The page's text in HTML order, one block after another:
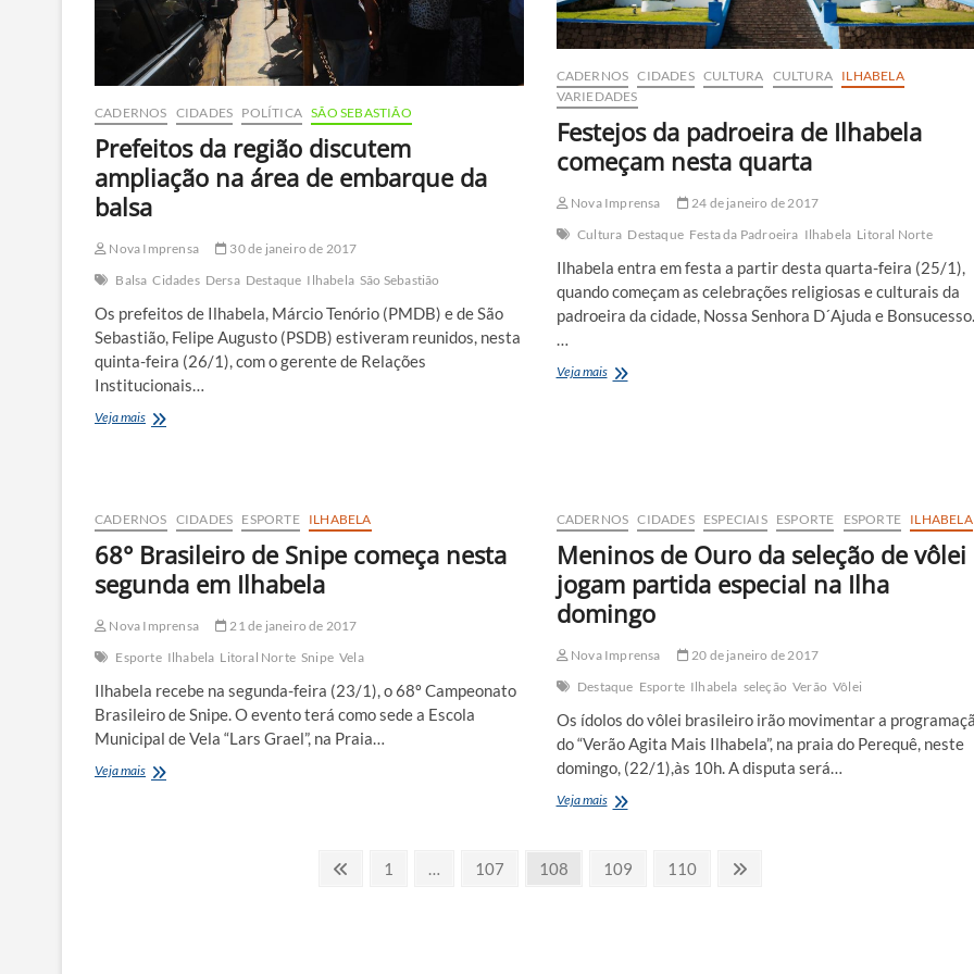
CADERNOS CIDADES POLÍTICA SÃO SEBASTIÃO
Prefeitos da região discutem
ampliação na área de embarque da
balsa
Nova Imprensa
30 de janeiro de 2017
Balsa Cidades Dersa Destaque Ilhabela São Sebastião
Os prefeitos de Ilhabela, Márcio Tenório (PMDB) e de São
Sebastião, Felipe Augusto (PSDB) estiveram reunidos, nesta
quinta-feira (26/1), com o gerente de Relações
Institucionais…
Veja maisPrefeitos
na
área
de
embarque
da
CADERNOS CIDADES CULTURA CULTURA
ILHABELA
VARIEDADES
Festejos da padroeira de Ilhabela
começam nesta quarta
Nova Imprensa
24 de janeiro de 2017
Cultura Destaque Festa da Padroeira Ilhabela Litoral Norte
Ilhabela entra em festa a partir desta quarta-feira (25/1),
quando começam as celebrações religiosas e culturais da
padroeira da cidade, Nossa Senhora D´Ajuda e Bonsucesso.
…
Veja maisFestejos
CADERNOS CIDADES ESPORTE ILHABELA
68° Brasileiro de Snipe começa nesta
segunda em Ilhabela
Nova Imprensa
21 de janeiro de 2017
Esporte Ilhabela Litoral Norte Snipe Vela
Ilhabela recebe na segunda-feira (23/1), o 68º Campeonato
Brasileiro de Snipe. O evento terá como sede a Escola
Municipal de Vela “Lars Grael”, na Praia…
Veja mais68°
CADERNOS CIDADES ESPECIAIS ESPORTE ESPORTE ILHABELA
Meninos de Ouro da seleção de vôlei
jogam partida especial na Ilha
domingo
Nova Imprensa
20 de janeiro de 2017
Destaque Esporte Ilhabela seleção Verão Vôlei
Os ídolos do vôlei brasileiro irão movimentar a
do “Verão Agita Mais Ilhabela”, na praia do Perequê, neste
domingo, (22/1),às 10h. A disputa será…
Veja maisMeninos
seleção
Previous
Page
1 Page
107 Page
108 Page
109 Page
110
Next